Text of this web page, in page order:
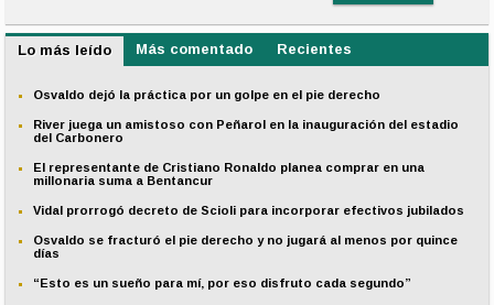
Lo más leído Más comentado Recientes
Osvaldo dejó la práctica por un golpe en el pie derecho
River juega un amistoso con Peñarol en la inauguración del estadio
del Carbonero
El representante de Cristiano Ronaldo planea comprar en una
millonaria suma a Bentancur
Vidal prorrogó decreto de Scioli para incorporar efectivos jubilados
Osvaldo se fracturó el pie derecho y no jugará al menos por quince
días
“Esto es un sueño para mí, por eso disfruto cada segundo”